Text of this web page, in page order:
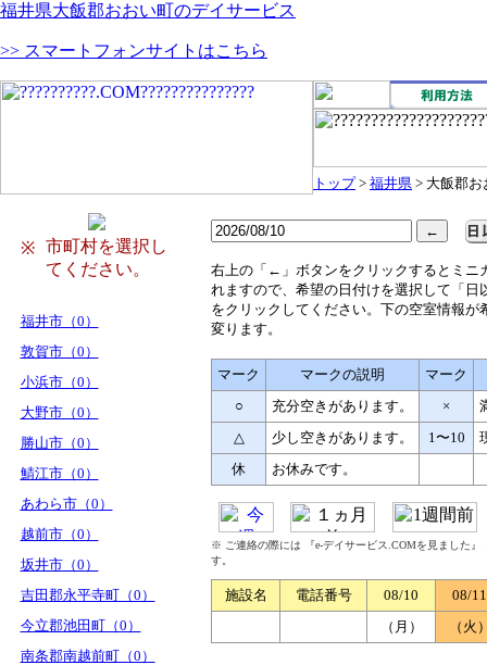
福井県大飯郡おおい町のデイサービス
>> スマートフォンサイトはこちら
トップ> 福井県 > 大飯郡お
※
市町村を選択し
てください。
福井市（0）
敦賀市（0）
小浜市（0）
大野市（0）
勝山市（0）
鯖江市（0）
あわら市（0）
越前市（0）
坂井市（0）
吉田郡永平寺町（0）
今立郡池田町（0）
南条郡南越前町（0）
右上の「←」ボタンをクリックするとミニ
れますので、希望の日付けを選択して「日
をクリックしてください。下の空室情報が
変ります。
マーク マークの説明
マーク
○
充分空きがあります。 ×
△
少し空きがあります。 1〜10
休
お休みです。
※ ご連絡の際には 『e-デイサービス.COMを見ました
す。
施設名 電話番号 08/10
08/11
（月）
（火